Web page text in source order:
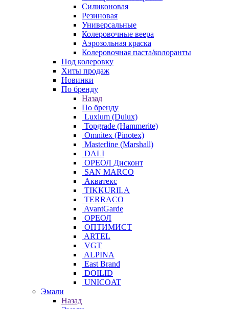
Силиконовая
Резиновая
Универсальные
Колеровочные веера
Аэрозольная краска
Колеровочная паста/колоранты
Под колеровку
Хиты продаж
Новинки
По бренду
Назад
По бренду
Luxium (Dulux)
Topgrade (Hammerite)
Omnitex (Pinotex)
Masterline (Marshall)
DALI
ОРЕОЛ Дисконт
SAN MARCO
Акватекс
TIKKURILA
TERRACO
AvantGarde
ОРЕОЛ
ОПТИМИСТ
ARTEL
VGT
ALPINA
East Brand
DOILID
UNICOAT
Эмали
Назад